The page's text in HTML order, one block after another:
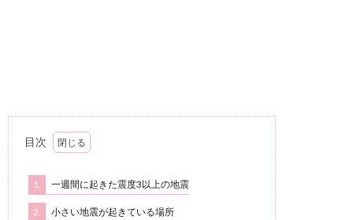
目次
1. 一週間に起きた震度3以上の地震
2. 小さい地震が起きている場所